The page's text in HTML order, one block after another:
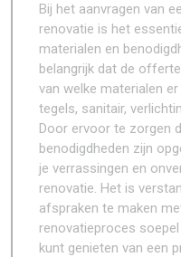
Bij het aanvragen van
renovatie is het
materialen en
belangrijk dat de
van welke materialen
tegels, sanitair,
Door ervoor te zorgen
benodigdheden zijn
je verrassingen en
renovatie. Het is
afspraken te maken
renovatieproces
kunt genieten van een